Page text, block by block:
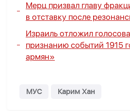
Мерц призвал главу
в отставку после
Израиль отложил
признанию событий 1915
армян»
МУС Карим Хан